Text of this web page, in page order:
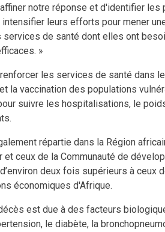
notre réponse et d'identifier les
leurs efforts pour mener
de santé dont elles ont
»
les services de santé dans
la vaccination des populations
suivre les hospitalisations, le
répartie dans la Région
ceux de la Communauté de
deux fois supérieurs à ceux
économiques d'Afrique.
est due à des facteurs
le diabète, la